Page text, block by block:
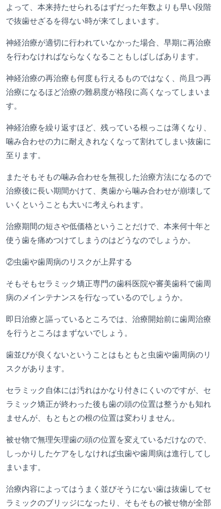
よって、本来持たせられるはずだった年数よりも早い段階
で抜歯せざるを得ない時が来てしまいます。
神経治療が適切に行われていなかった場合、早期に再治療
を行わなければならなくなることもしばしばあります。
神経治療の再治療も何度も行えるものではなく、尚且つ再
治療になるほど治療の難易度が格段に高くなってしまいま
す。
神経治療を繰り返すほど、残っている根っこは薄くなり、
噛み合わせの力に耐えきれなくなって割れてしまい抜歯に
至ります。
またそもそもの噛み合わせを無視した治療方法になるので
治療後に長い期間かけて、奥歯から噛み合わせが崩壊して
いくということも大いに考えられます。
治療期間の短さや低価格ということだけで、本来何十年と
使う歯を痛めつけてしまうのはどうなのでしょうか。
②虫歯や歯周病のリスクが上昇する
そもそもセラミック矯正専門の歯科医院や審美歯科で歯周
病のメインテナンスを行なっているのでしょうか。
即日治療と謳っているところでは、治療開始前に歯周治療
を行うところはまずないでしょう。
歯並びが良くないということはもともと虫歯や歯周病のリ
スクがあります。
セラミック自体には汚れはかなり付きにくいのですが、セ
ラミック矯正が終わった後も歯の頭の位置は整うかも知れ
ませんが、もともとの根の位置は変わりません。
被せ物で無理矢理歯の頭の位置を変えているだけなので、
しっかりしたケアをしなければ虫歯や歯周病は進行してし
まいます。
治療内容によってはうまく並びそうにない歯は抜歯してセ
ラミックのブリッジになったり、そもそもの被せ物が全部